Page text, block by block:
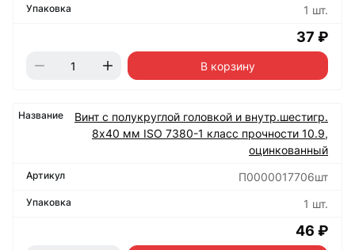
1 шт.
37 ₽
В корзину
Винт с полукруглой головкой и внутр.шестигр.
8х40 мм ISO 7380-1 класс прочности 10.9,
оцинкованный
П0000017706шт
1 шт.
46 ₽